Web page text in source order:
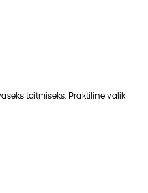
toitmiseks. Praktiline valik